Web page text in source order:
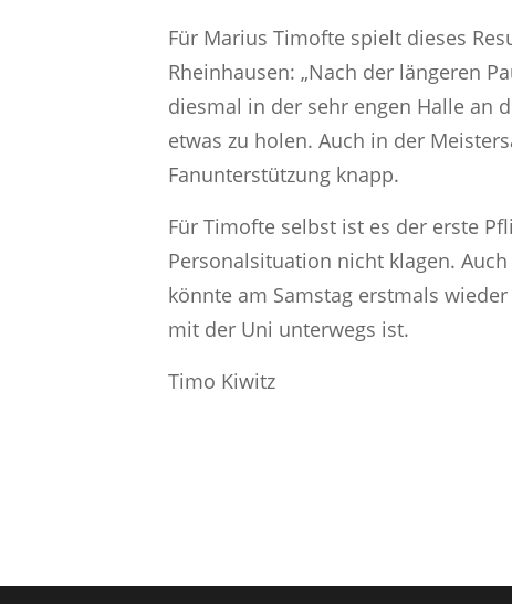
Für Marius Timofte spielt dieses
Rheinhausen: „Nach der längeren
diesmal in der sehr engen Halle an
etwas zu holen. Auch in der
Fanunterstützung knapp.
Für Timofte selbst ist es der erste
Personalsituation nicht klagen.
könnte am Samstag erstmals
mit der Uni unterwegs ist.
Timo Kiwitz